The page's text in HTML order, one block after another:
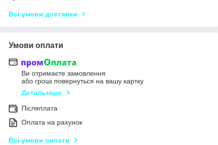
Всі умови доставки
Умови оплати
Ви отримаєте замовлення
або гроші повернуться на вашу картку
Детальніше
Післяплата
Оплата на рахунок
Всі умови оплати